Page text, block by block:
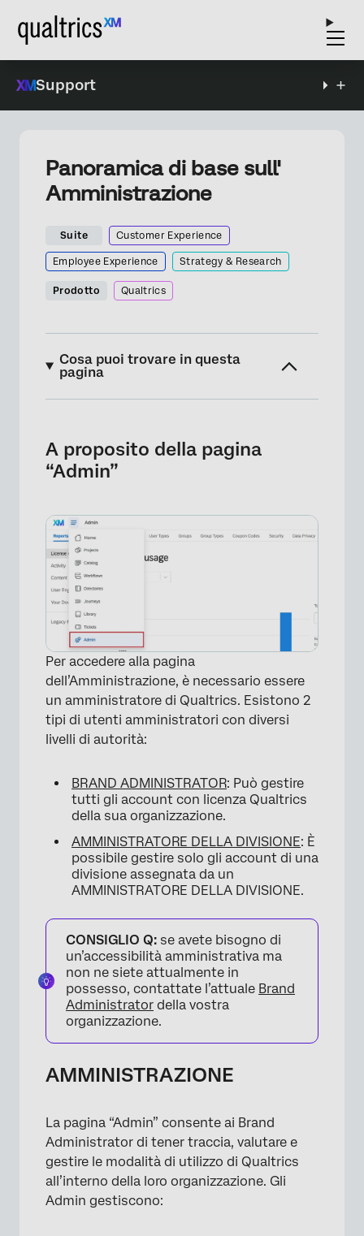
Support
Panoramica di base sull'
Amministrazione
Suite Customer Experience
Employee Experience Strategy & Research
Prodotto Qualtrics
Cosa puoi trovare in questa
pagina
Utenti
Gruppi
Tipi di gruppi
Codici coupon
Sicurezza
Privacy dei dati
Tag di utilizzo
Approvazioni
Temi
Divisioni
Strumenti per la governance degli utenti
Aree del prodotto interessate
FAQs
A proposito della pagina
“Admin”
Per accedere alla pagina
dell’Amministrazione, è necessario essere
un amministratore di Qualtrics. Esistono 2
tipi di utenti amministratori con diversi
livelli di autorità:
BRAND ADMINISTRATOR: Può gestire
tutti gli account con licenza Qualtrics
della sua organizzazione.
AMMINISTRATORE DELLA DIVISIONE: È
possibile gestire solo gli account di una
divisione assegnata da un
AMMINISTRATORE DELLA DIVISIONE.
CONSIGLIO Q: se avete bisogno di
un’accessibilità amministrativa ma
non ne siete attualmente in
possesso, contattate l’attuale Brand
Administrator della vostra
organizzazione.
AMMINISTRAZIONE
La pagina “Admin” consente ai Brand
Administrator di tener traccia, valutare e
gestire le modalità di utilizzo di Qualtrics
all’interno della loro organizzazione. Gli
Admin gestiscono: